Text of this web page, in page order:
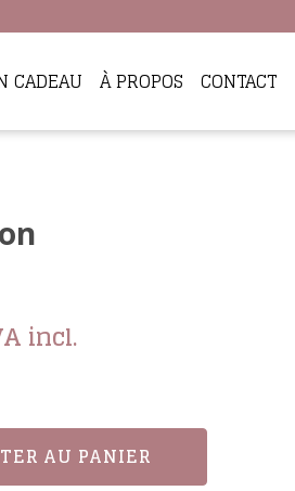
CADEAU À PROPOS CONTACT
incl.
AU PANIER